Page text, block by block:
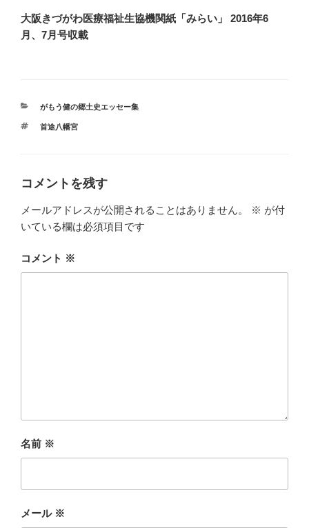
大阪きづがわ医療福祉生協機関紙「みらい」 2016年6
月、7月号収載
カ
ゴ
がもう健の郷土史エッセー集
タ
首途八幡宮
コメントを残す
メールアドレスが公開されることはありません。 ※ が付
いている欄は必須項目です
コメント ※
名前 ※
メール ※